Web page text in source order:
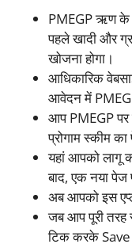
PMEGP ऋण के
पहले खादी और
खोजना होगा।
आधिकारिक
आवेदन में
आप PMEGP पर
प्रोगाम स्कीम
यहां आपको लागू
बाद, एक नया पेज
अब आपको इस
जब आप पूरी तरह
टिक करके Save